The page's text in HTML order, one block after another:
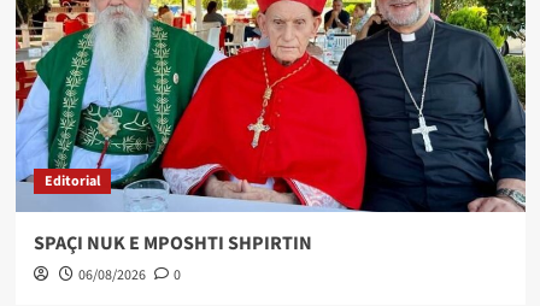
Editorial
SPAÇI NUK E MPOSHTI SHPIRTIN
06/08/2026 0